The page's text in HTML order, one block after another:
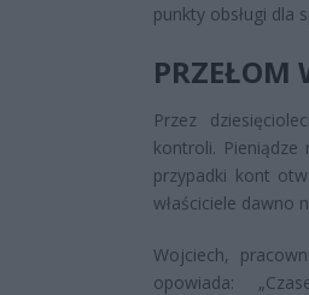
punkty obsługi dla
PRZEŁOM
Przez
kontroli. Pieniądze
przypadki kont
właściciele dawno
Wojciech,
opowiada: